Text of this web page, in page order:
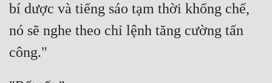
bí dược và tiếng sáo tạm thời khống chế,
nó sẽ nghe theo chỉ lệnh tăng cường tấn